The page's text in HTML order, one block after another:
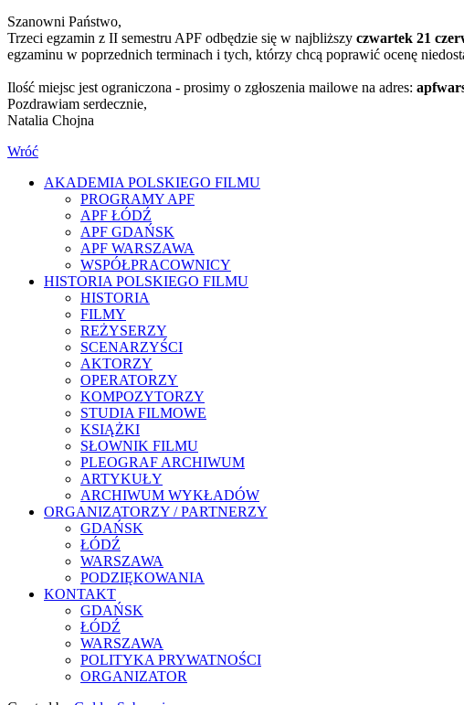
Szanowni Państwo,
Trzeci egzamin z II semestru APF odbędzie się w najbliższy czwartek 21
egzaminu w poprzednich terminach i tych, którzy chcą poprawić ocenę
Ilość miejsc jest ograniczona - prosimy o zgłoszenia mailowe na adres:
Pozdrawiam serdecznie,
Natalia Chojna
Wróć
AKADEMIA POLSKIEGO FILMU
PROGRAMY APF
APF ŁÓDŹ
APF GDAŃSK
APF WARSZAWA
WSPÓŁPRACOWNICY
HISTORIA POLSKIEGO FILMU
HISTORIA
FILMY
REŻYSERZY
SCENARZYŚCI
AKTORZY
OPERATORZY
KOMPOZYTORZY
STUDIA FILMOWE
KSIĄŻKI
SŁOWNIK FILMU
PLEOGRAF ARCHIWUM
ARTYKUŁY
ARCHIWUM WYKŁADÓW
ORGANIZATORZY / PARTNERZY
GDAŃSK
ŁÓDŹ
WARSZAWA
PODZIĘKOWANIA
KONTAKT
GDAŃSK
ŁÓDŹ
WARSZAWA
POLITYKA PRYWATNOŚCI
ORGANIZATOR